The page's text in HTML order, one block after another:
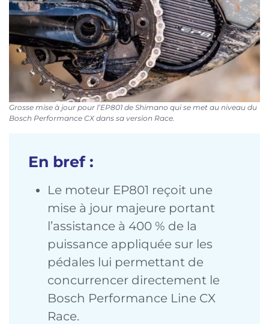
Grosse mise à jour pour l’EP801 de Shimano qui se met au niveau du
Bosch Performance CX dans sa version Race.
En bref :
Le moteur EP801 reçoit une
mise à jour majeure portant
l’assistance à 400 % de la
puissance appliquée sur les
pédales lui permettant de
concurrencer directement le
Bosch Performance Line CX
Race.